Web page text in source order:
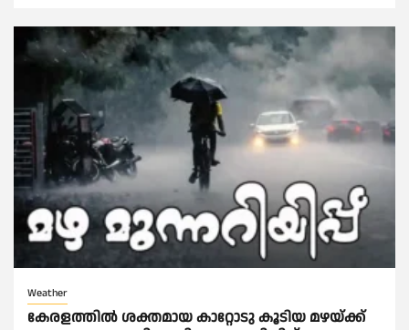
Weather
കേരളത്തിൽ ശക്തമായ കാറ്റോടു കൂടിയ മഴയ്ക്ക്